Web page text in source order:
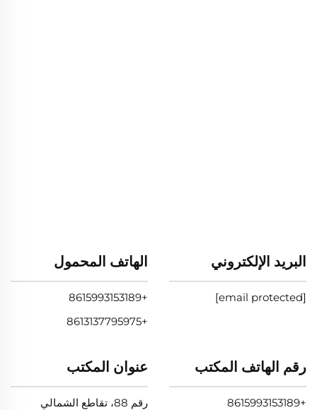
البريد الإلكتروني
[email protected]
الهاتف المحمول
+8615993153189
+8613137795975
رقم الهاتف المكتب
+8615993153189
عنوان المكتب
رقم 88، تقاطع الشمالي